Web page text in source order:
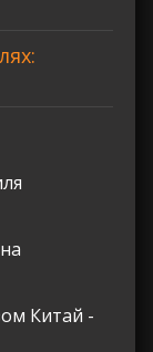
Китай -